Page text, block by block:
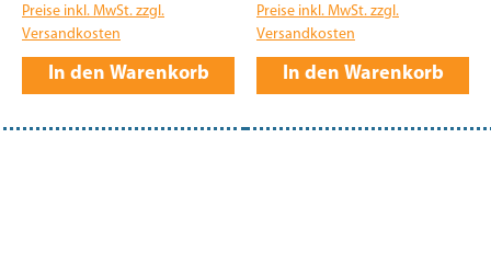
Preise inkl. MwSt. zzgl.
Versandkosten
In den Warenkorb
Preise inkl. MwSt. zzgl.
Versandkosten
In den Warenkorb